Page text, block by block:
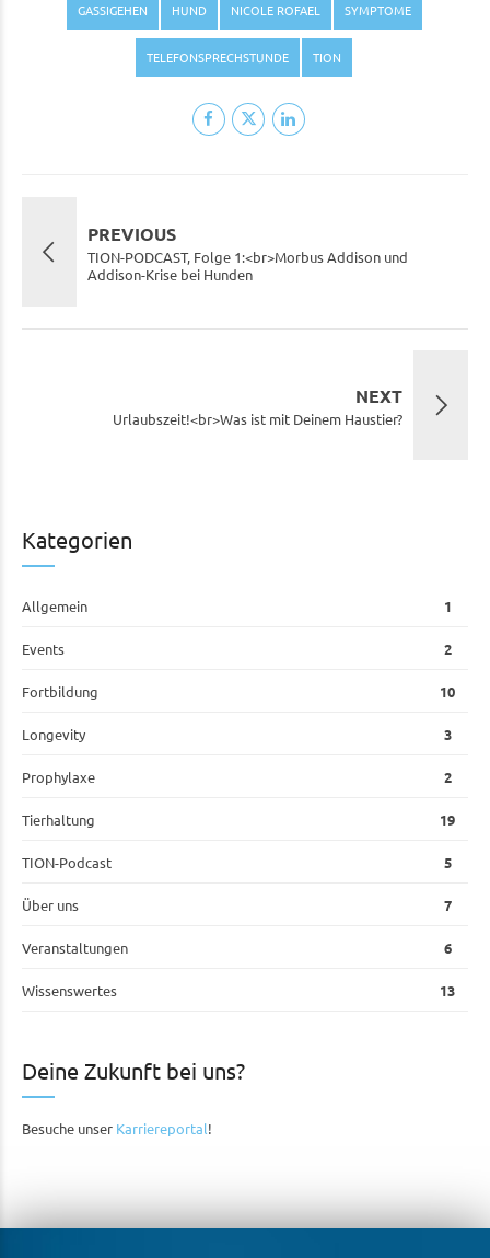
GASSIGEHEN HUND NICOLE ROFAEL SYMPTOME
TELEFONSPRECHSTUNDE TION
PREVIOUS
TION-PODCAST, Folge 1:<br>Morbus Addison und
Addison-Krise bei Hunden
NEXT
Urlaubszeit!<br>Was ist mit Deinem Haustier?
Kategorien
Allgemein 1
Events 2
Fortbildung 10
Longevity 3
Prophylaxe 2
Tierhaltung 19
TION-Podcast 5
Über uns 7
Veranstaltungen 6
Wissenswertes 13
Deine Zukunft bei uns?
Besuche unser Karriereportal!